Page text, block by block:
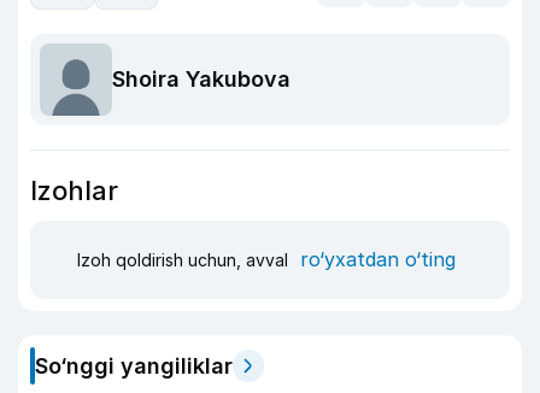
Shoira Yakubova
Izohlar
Izoh qoldirish uchun, avval ro‘yxatdan o‘ting
So‘nggi yangiliklar